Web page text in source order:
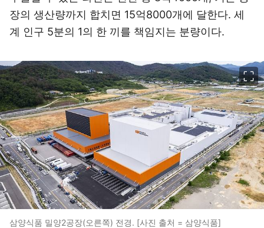
장의 생산량까지 합치면 15억8000개에 달한다. 세
계 인구 5분의 1의 한 끼를 책임지는 분량이다.
삼양식품 밀양2공장(오른쪽) 전경. [사진 출처 = 삼양식품]